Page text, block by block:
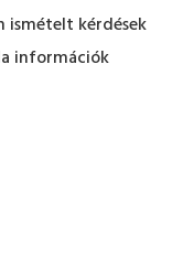
ismételt kérdések
információk